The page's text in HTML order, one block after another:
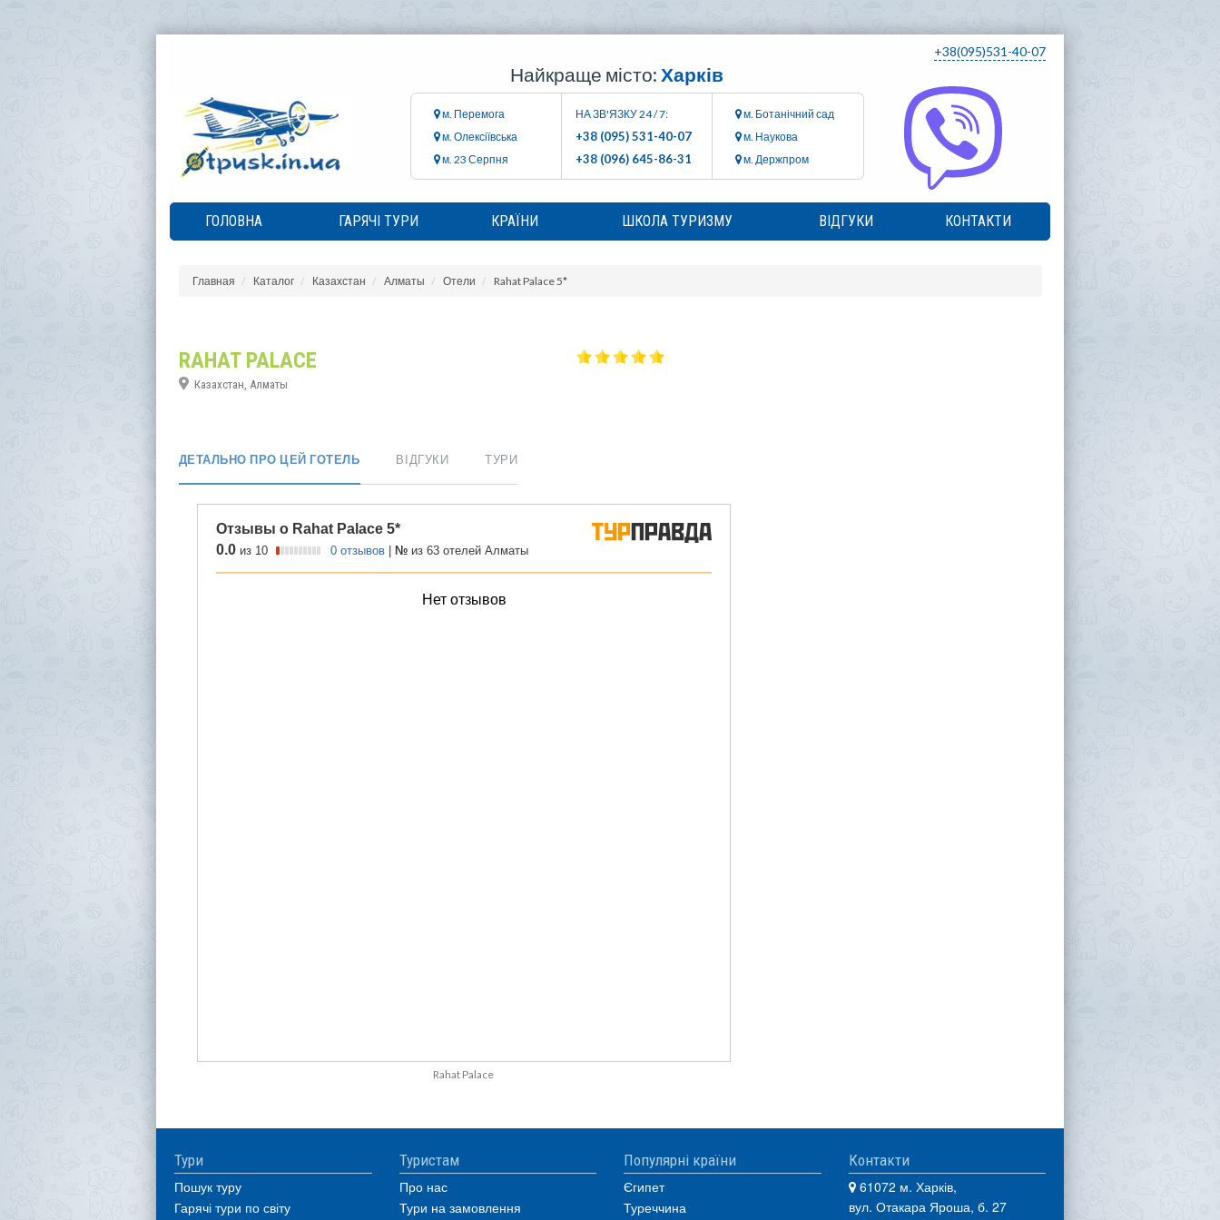
+38(095)531-40-07
Найкраще місто: Харків
м. Перемога
м. Олексіївська
м. 23 Серпня
НА ЗВ'ЯЗКУ 24 / 7:
+38 (095) 531-40-07
+38 (096) 645-86-31
м. Ботанічний сад
м. Наукова
м. Держпром
ГОЛОВНА ГАРЯЧІ ТУРИ КРАЇНИ ШКОЛА ТУРИЗМУ ВІДГУКИ КОНТАКТИ
Главная Каталог Казахстан Алматы Отели Rahat Palace 5*
RAHAT PALACE
Казахстан, Алматы
ДЕТАЛЬНО ПРО ЦЕЙ ГОТЕЛЬ ВІДГУКИ ТУРИ
Rahat Palace
Тури
Пошук туру
Гарячі тури по світу
Туристам
Про нас
Тури на замовлення
Популярні країни
Єгипет
Туреччина
Контакти
61072 м. Харків,
вул. Отакара Яроша, б. 27